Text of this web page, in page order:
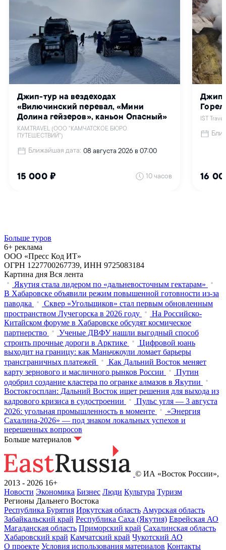
Больше туров
6+ реклама
ООО «Пресс Код ИТ»
ОГРН 1227700267739, ИНН 9725083184
Картина дня Вся лента
Якутия стала лидером по «дальневосточным гектарам»
В Хабаровске объявили режим повышенной готовности из‑за
паводка
Сквер «Угольщиков» стал первым обновленным
пространством Лучегорска в 2026 году
На Российско-
Китайском форуме в Хабаровске обсудят космическое
партнерство
Ученые ДВФУ нашли выгодный способ
строить прочные дороги в Арктике
Цифровой юань
выходит на границу: как Маньчжоули ломает барьеры
трансграничных платежей
Как Дальний Восток меняет
карту зернового и масличного рынков России
Путин
одобрил создание кластера по огранке алмазов в Якутии
Востокгосплан: Дальний Восток ищет решения для выхода из
кадрового кризиса в судостроении
Пульс угля — 3 августа
2026: угольная промышленность в моменте
«Энергия
Сахалина-2026» — под знаком локальных успехов и
нерешенных вопросов
Больше материалов
© ИА «Восток России»,
2013 - 2026 16+
Новости Экономика Бизнес Люди Культура Туризм
Регионы Дальнего Востока
Республика Бурятия Иркутская область Амурская область
Забайкальский край Республика Саха (Якутия) Еврейская АО
Магаданская область Приморский край Сахалинская область
Хабаровский край Камчатский край Чукотский АО
О проекте Условия использования материалов Контакты